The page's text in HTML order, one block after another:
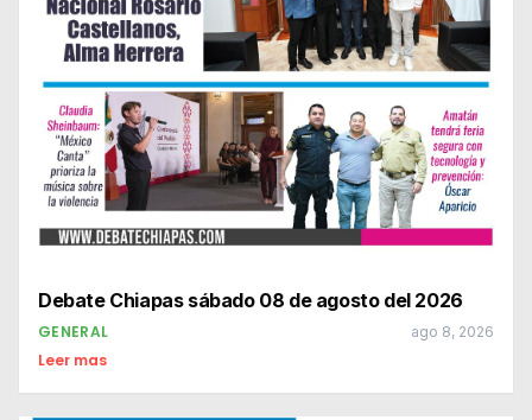
Debate Chiapas sábado 08 de agosto del 2026
GENERAL ago 8, 2026
Leer mas